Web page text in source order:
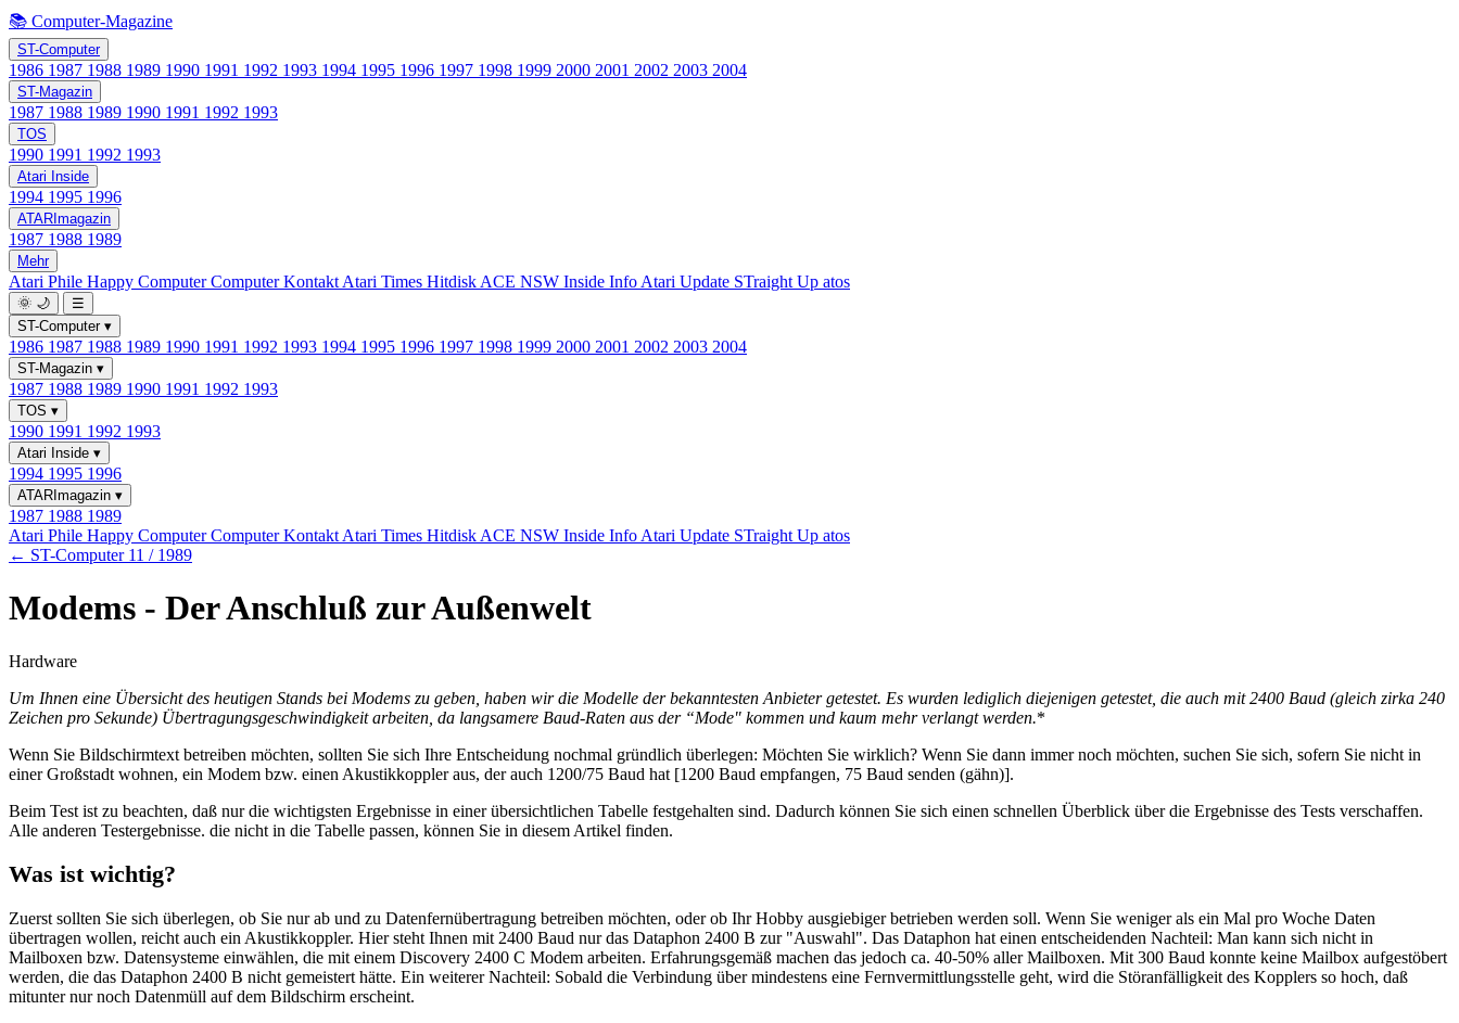
📚 Computer-Magazine
ST-Computer
1986 1987 1988 1989 1990 1991 1992 1993 1994 1995 1996 1997 1998 1999 2000 2001 2002 2003 2004
ST-Magazin
1987 1988 1989 1990 1991 1992 1993
TOS
1990 1991 1992 1993
Atari Inside
1994 1995 1996
ATARImagazin
1987 1988 1989
Mehr
Atari Phile Happy ComputerComputer Kontakt Atari Times Hitdisk ACE NSW Inside Info Atari Update STraight Up atos
🌞 🌙
☰
ST-Computer ▾
1986 1987 1988 1989 1990 1991 1992 1993 1994 1995 1996 1997 1998 1999 2000 2001 2002 2003 2004
ST-Magazin ▾
1987 1988 1989 1990 1991 1992 1993
TOS ▾
1990 1991 1992 1993
Atari Inside ▾
1994 1995 1996
ATARImagazin ▾
1987 1988 1989
Atari Phile Happy ComputerComputer Kontakt Atari Times Hitdisk ACE NSW Inside Info Atari Update STraight Up atos
← ST-Computer 11 / 1989
Modems - Der Anschluß zur Außenwelt
Hardware
Um Ihnen eine Übersicht des heutigen Stands bei Modems zu geben, haben wir die Modelle der bekanntesten Anbieter getestet. Es wurden lediglich diejenigen getestet, die auch mit 2400 Baud (gleich zirka 240
Zeichen pro Sekunde) Übertragungsgeschwindigkeit arbeiten, da langsamere Baud-Raten aus der “Mode" kommen und kaum mehr verlangt werden.*
Wenn Sie Bildschirmtext betreiben möchten, sollten Sie sich Ihre Entscheidung nochmal gründlich überlegen: Möchten Sie wirklich? Wenn Sie dann immer noch möchten, suchen Sie sich, sofern Sie nicht in
einer Großstadt wohnen, ein Modem bzw. einen Akustikkoppler aus, der auch 1200/75 Baud hat [1200 Baud empfangen, 75 Baud senden (gähn)].
Beim Test ist zu beachten, daß nur die wichtigsten Ergebnisse in einer übersichtlichen Tabelle festgehalten sind. Dadurch können Sie sich einen schnellen Überblick über die Ergebnisse des Tests verschaffen.
Alle anderen Testergebnisse. die nicht in die Tabelle passen, können Sie in diesem Artikel finden.
Was ist wichtig?
Zuerst sollten Sie sich überlegen, ob Sie nur ab und zu Datenfernübertragung betreiben möchten, oder ob Ihr Hobby ausgiebiger betrieben werden soll. Wenn Sie weniger als ein Mal pro Woche Daten
übertragen wollen, reicht auch ein Akustikkoppler. Hier steht Ihnen mit 2400 Baud nur das Dataphon 2400 B zur "Auswahl". Das Dataphon hat einen entscheidenden Nachteil: Man kann sich nicht in
Mailboxen bzw. Datensysteme einwählen, die mit einem Discovery 2400 C Modem arbeiten. Erfahrungsgemäß machen das jedoch ca. 40-50% aller Mailboxen. Mit 300 Baud konnte keine Mailbox aufgestöbert
werden, die das Dataphon 2400 B nicht gemeistert hätte. Ein weiterer Nachteil: Sobald die Verbindung über mindestens eine Fernvermittlungsstelle geht, wird die Störanfälligkeit des Kopplers so hoch, daß
mitunter nur noch Datenmüll auf dem Bildschirm erscheint.